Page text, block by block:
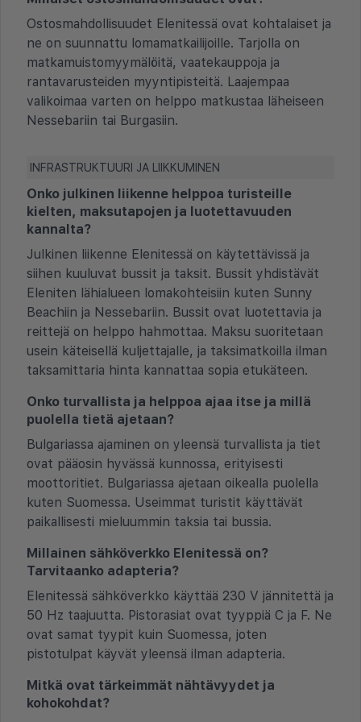
Ostosmahdollisuudet Elenitessä ovat kohtalaiset ja
ne on suunnattu lomamatkailijoille. Tarjolla on
matkamuistomyymälöitä, vaatekauppoja ja
rantavarusteiden myyntipisteitä. Laajempaa
valikoimaa varten on helppo matkustaa läheiseen
Nessebariin tai Burgasiin.
INFRASTRUKTUURI JA LIIKKUMINEN
Onko julkinen liikenne helppoa turisteille
kielten, maksutapojen ja luotettavuuden
kannalta?
Julkinen liikenne Elenitessä on käytettävissä ja
siihen kuuluvat bussit ja taksit. Bussit yhdistävät
Eleniten lähialueen lomakohteisiin kuten Sunny
Beachiin ja Nessebariin. Bussit ovat luotettavia ja
reittejä on helppo hahmottaa. Maksu suoritetaan
usein käteisellä kuljettajalle, ja taksimatkoilla ilman
taksamittaria hinta kannattaa sopia etukäteen.
Onko turvallista ja helppoa ajaa itse ja millä
puolella tietä ajetaan?
Bulgariassa ajaminen on yleensä turvallista ja tiet
ovat pääosin hyvässä kunnossa, erityisesti
moottoritiet. Bulgariassa ajetaan oikealla puolella
kuten Suomessa. Useimmat turistit käyttävät
paikallisesti mieluummin taksia tai bussia.
Millainen sähköverkko Elenitessä on?
Tarvitaanko adapteria?
Elenitessä sähköverkko käyttää 230 V jännitettä ja
50 Hz taajuutta. Pistorasiat ovat tyyppiä C ja F. Ne
ovat samat tyypit kuin Suomessa, joten
pistotulpat käyvät yleensä ilman adapteria.
Mitkä ovat tärkeimmät nähtävyydet ja
kohokohdat?